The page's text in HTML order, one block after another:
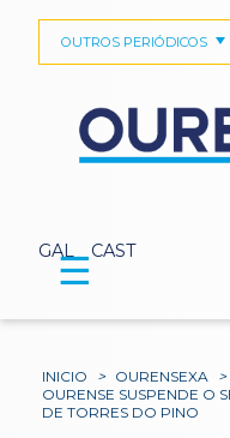
GAL CAST
OUTROS PERIÓDICOS
☰
INICIO > OURENSEXA >
OURENSE SUSPENDE O
DE TORRES DO PINO